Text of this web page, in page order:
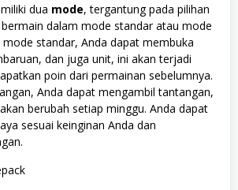
dua mode, tergantung pada pilihan
dalam mode standar atau mode
standar, Anda dapat membuka
dan juga unit, ini akan terjadi
poin dari permainan sebelumnya.
Anda dapat mengambil tantangan,
berubah setiap minggu. Anda dapat
sesuai keinginan Anda dan